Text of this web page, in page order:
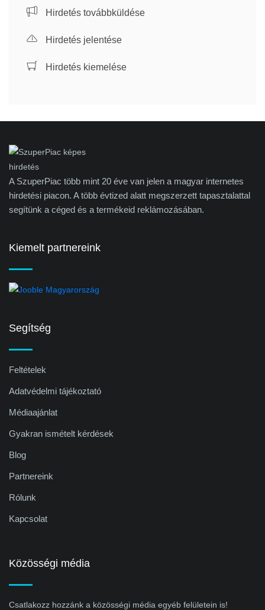
Hirdetés továbbküldése
Hirdetés jelentése
Hirdetés kiemelése
A SzuperPiac több mint 20 éve van jelen a magyar internetes
hirdetési piacon. A több évtized alatt megszerzett tapasztalattal
segítünk a céged és a termékeid reklámozásában.
Kiemelt partnereink
Segítség
Feltételek
Adatvédelmi tájékoztató
Médiaajánlat
Gyakran ismételt kérdések
Blog
Partnereink
Rólunk
Kapcsolat
Közösségi média
Csatlakozz hozzánk a közösségi média egyéb felületein is!